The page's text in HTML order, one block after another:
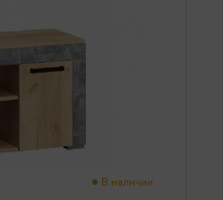
В наличии